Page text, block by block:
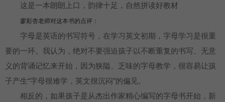
这是一本朗朗上口，韵律十足，自然拼读好教材
廖彩杏老师对这本书的点评：
字母是英语的书写符号，在学习英文初期，字母学习是很重
要的一环。我认为，绝对不要强迫孩子以不断重复的书写、无意
义的背诵记忆来开始，因为狭隘、乏味的字母教学，很容易让孩
子产生“字母很难学，英文很沉闷”的偏见。
相反的，如果孩子是从杰出作家精心编写的字母书开始，新